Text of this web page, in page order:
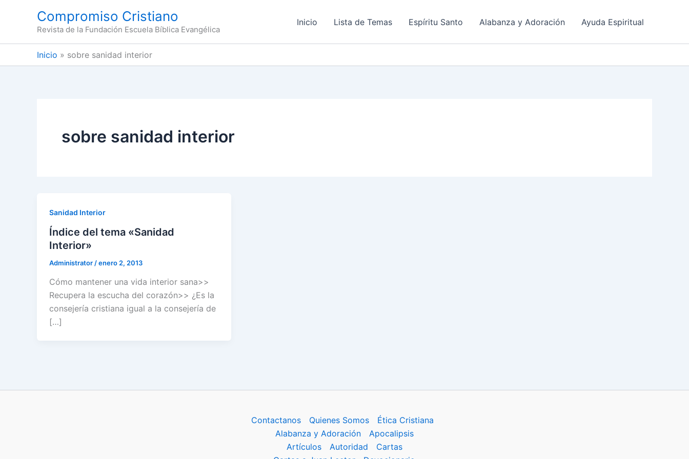
contenido
Compromiso Cristiano
Revista de la Fundación Escuela Bíblica Evangélica
Inicio Lista de Temas Espíritu Santo Alabanza y Adoración Ayuda Espiritual
Inicio sobre sanidad interior
sobre sanidad interior
Sanidad Interior
Índice del tema «Sanidad
Interior»
Administrator /enero 2, 2013
Cómo mantener una vida interior sana>>
Recupera la escucha del corazón>> ¿Es la
consejería cristiana igual a la consejería de
[…]
Contactanos Quienes Somos
Ética Cristiana
Alabanza y Adoración
Apocalipsis
Artículos
Autoridad
Cartas